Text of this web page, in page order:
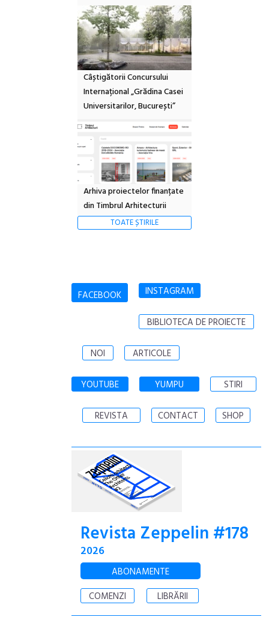
Câștigătorii Concursului
Internațional „Grădina Casei
Universitarilor, București”
Arhiva proiectelor finanțate
din Timbrul Arhitecturii
TOATE ȘTIRILE
FACEBOOK INSTAGRAM
BIBLIOTECA DE PROIECTE
NOI ARTICOLE
YOUTUBE YUMPU STIRI
REVISTA CONTACT SHOP
Revista Zeppelin #178
2026
ABONAMENTE
COMENZI
LIBRĂRII